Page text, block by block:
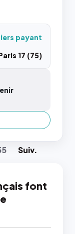
payant
17 (75)
Suiv.
font